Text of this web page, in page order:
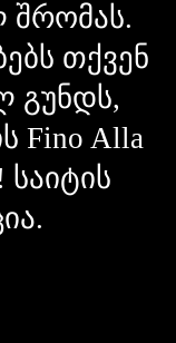
შრომას.
თქვენ
გუნდს,
Fino Alla
საიტის